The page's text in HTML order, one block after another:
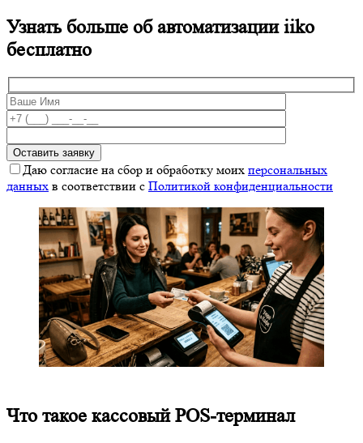
Узнать больше об автоматизации iiko
бесплатно
Даю согласие на сбор и обработку моих персональных
данных в соответствии с Политикой конфиденциальности
Что такое кассовый POS-терминал